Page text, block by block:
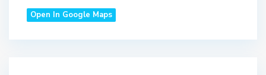
Open In Google Maps